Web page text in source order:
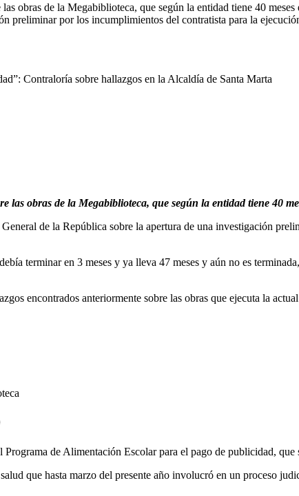
las obras de la Megabiblioteca, que según la entidad tiene 40
preliminar por los incumplimientos del contratista para la
las obras de la Megabiblioteca, que según la entidad tiene 40
de la República sobre la apertura de una investigación
terminar en 3 meses y ya lleva 47 meses y aún no es
encontrados anteriormente sobre las obras que ejecuta la
Programa de Alimentación Escolar para el pago de publicidad,
que hasta marzo del presente año involucró en un proceso